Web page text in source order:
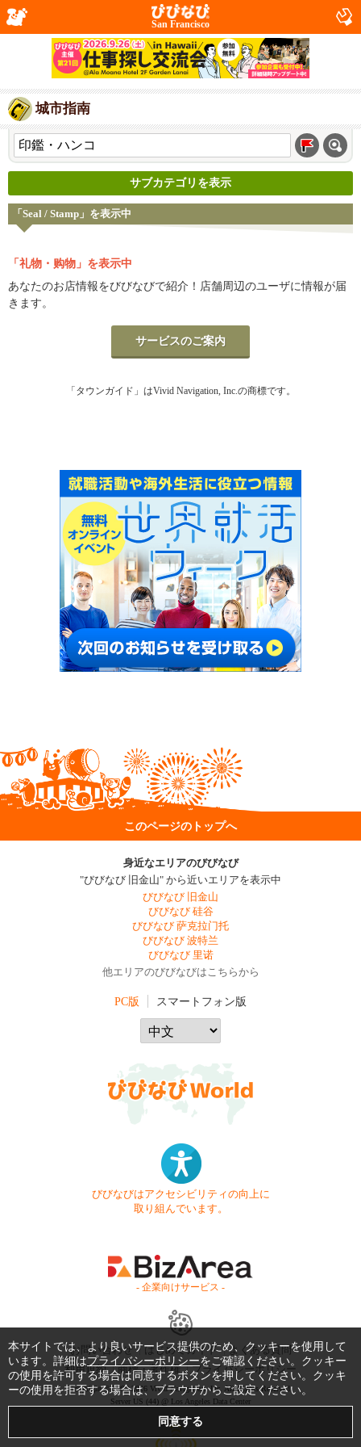
San Francisco
城市指南
サブカテゴリを表示
「Seal / Stamp」を表示中
「礼物・购物」を表示中
あなたのお店情報をびびなびで紹介！店舗周辺のユーザに情報が届
きます。
サービスのご案内
「タウンガイド」はVivid Navigation, Inc.の商標です。
このページのトップへ
身近なエリアのびびなび
"びびなび 旧金山" から近いエリアを表示中
びびなび 旧金山
びびなび 硅谷
びびなび 萨克拉门托
びびなび 波特兰
びびなび 里诺
他エリアのびびなびはこちらから
PC版 スマートフォン版
びびなびはアクセシビリティの向上に
取り組んでいます。
- 企業向けサービス -
お問い合わせ はじめてガイド
よくある質問
利用規約
商標・著作権 プライバシーポリシー
Copyright © 1999-2026 Vivid Navigation, Inc. All Rights Reserved.
Server US (44) @ Los Angeles Data Center
本サイトでは、より良いサービス提供のため、クッキーを使用して
います。詳細はプライバシーポリシーをご確認ください。クッキー
の使用を許可する場合は同意するボタンを押してください。クッキ
ーの使用を拒否する場合は、ブラウザからご設定ください。